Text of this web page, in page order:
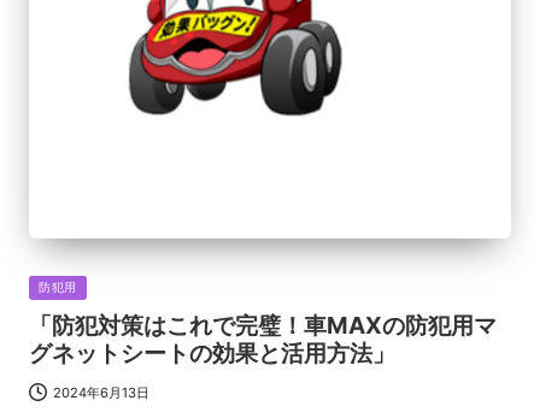
Posted
防犯用
「防犯対策はこれで完璧！車MAXの防犯用マ
グネットシートの効果と活用方法」
2024年6月13日